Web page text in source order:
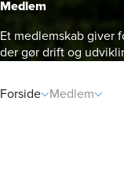
Medlem
Et medlemskab giver
der gør drift og
Forside Medlem